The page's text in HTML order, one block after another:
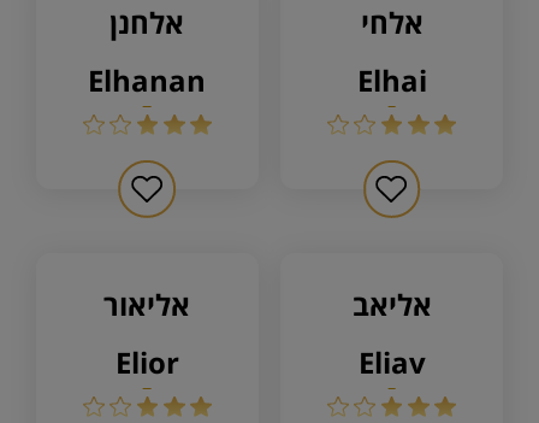
אלחי
elhai
אלחנן
elhanan
אליאב
eliav
אליאור
elior